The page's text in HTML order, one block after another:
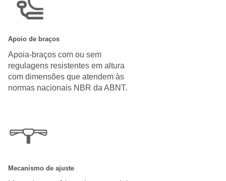
Apoio de braços
Apoia-braços com ou sem
regulagens resistentes em altura
com dimensões que atendem às
normas nacionais NBR da ABNT.
Mecanismo de ajuste